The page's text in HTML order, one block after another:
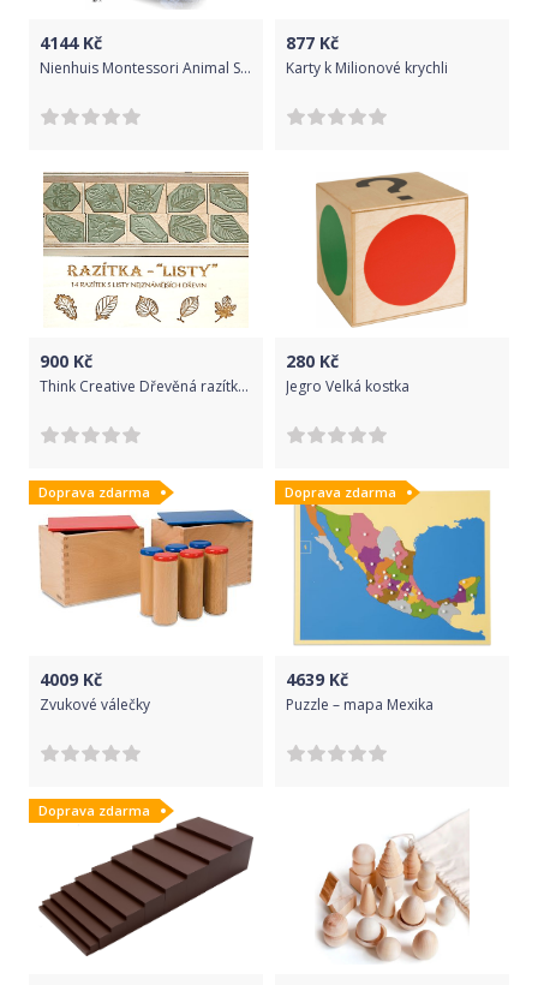
4144Kč
Nienhuis Montessori Animal Stories
877 Kč
Karty k Milionové krychli
900 Kč
Think Creative Dřevěná razítka – LISTY (14 razítek s listy nejznámějších dřevin)
280 Kč
Jegro Velká kostka
Doprava zdarma
4009 Kč
Zvukové válečky
Doprava zdarma
4639 Kč
Puzzle – mapa Mexika
Doprava zdarma